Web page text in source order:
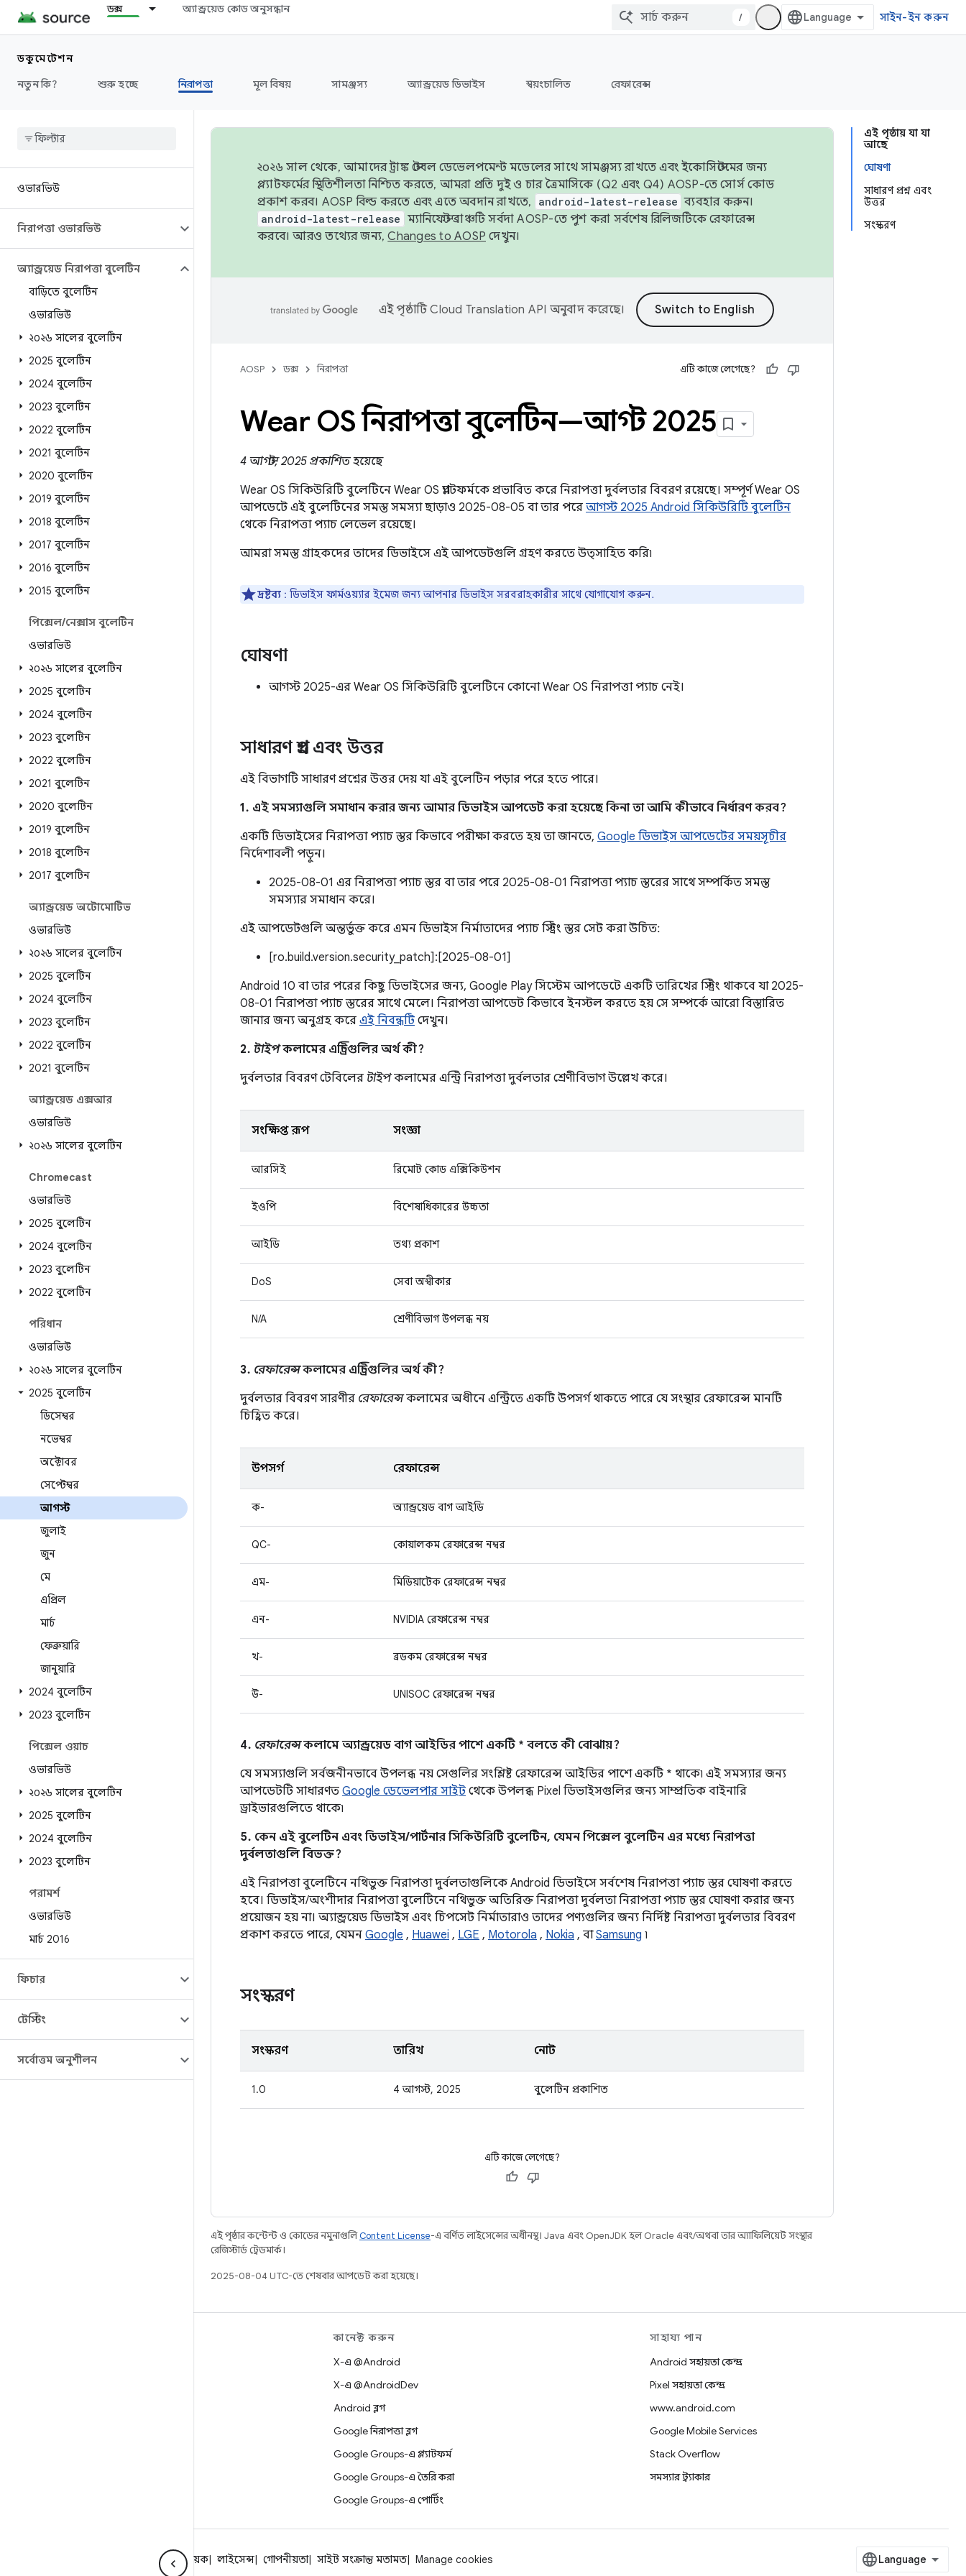
ডক্স অ্যান্ড্রয়েড কোড অনুসন্ধান
/ সাইন-ইন করুন
ডকুমেন্টেশন
নতুন কি?
শুরু হচ্ছে নিরাপত্তা মূল বিষয় সামঞ্জস্য অ্যান্ড্রয়েড ডিভাইস স্বয়ংচালিত রেফারেন্স
ওভারভিউ
নিরাপত্তা ওভারভিউ
অ্যান্ড্রয়েড নিরাপত্তা বুলেটিন
বাড়িতে বুলেটিন
ওভারভিউ
২০২৬ সালের বুলেটিন
2025 বুলেটিন
2024 বুলেটিন
2023 বুলেটিন
2022 বুলেটিন
2021 বুলেটিন
2020 বুলেটিন
2019 বুলেটিন
2018 বুলেটিন
2017 বুলেটিন
2016 বুলেটিন
2015 বুলেটিন
পিক্সেল/নেক্সাস বুলেটিন
ওভারভিউ
২০২৬ সালের বুলেটিন
2025 বুলেটিন
2024 বুলেটিন
2023 বুলেটিন
2022 বুলেটিন
2021 বুলেটিন
2020 বুলেটিন
2019 বুলেটিন
2018 বুলেটিন
2017 বুলেটিন
অ্যান্ড্রয়েড অটোমোটিভ
ওভারভিউ
২০২৬ সালের বুলেটিন
2025 বুলেটিন
2024 বুলেটিন
2023 বুলেটিন
2022 বুলেটিন
2021 বুলেটিন
অ্যান্ড্রয়েড এক্সআর
ওভারভিউ
২০২৬ সালের বুলেটিন
Chromecast
ওভারভিউ
2025 বুলেটিন
2024 বুলেটিন
2023 বুলেটিন
2022 বুলেটিন
পরিধান
ওভারভিউ
২০২৬ সালের বুলেটিন
2025 বুলেটিন
ডিসেম্বর
নভেম্বর
অক্টোবর
সেপ্টেম্বর
আগস্ট
জুলাই
জুন
মে
এপ্রিল
মার্চ
ফেব্রুয়ারি
জানুয়ারি
2024 বুলেটিন
2023 বুলেটিন
পিক্সেল ওয়াচ
ওভারভিউ
২০২৬ সালের বুলেটিন
2025 বুলেটিন
2024 বুলেটিন
2023 বুলেটিন
পরামর্শ
ওভারভিউ
মার্চ 2016
ফিচার
টেস্টিং
সর্বোত্তম অনুশীলন
এই পৃষ্ঠায় যা যা
আছে
ঘোষণা
সাধারণ প্রশ্ন এবং
উত্তর
সংস্করণ
২০২৬ সাল থেকে, আমাদের ট্রাঙ্ক স্টেবল ডেভেলপমেন্ট মডেলের সাথে সামঞ্জস্য রাখতে এবং ইকোসিস্টেমের জন্য
প্ল্যাটফর্মের স্থিতিশীলতা নিশ্চিত করতে, আমরা প্রতি দুই ও চার ত্রৈমাসিকে (Q2 এবং Q4) AOSP-তে সোর্স কোড
প্রকাশ করব। AOSP বিল্ড করতে এবং এতে অবদান রাখতে,
android-latest-release ব্যবহার করুন।
android-latest-release ম্যানিফেস্ট ব্রাঞ্চটি সর্বদা AOSP-তে পুশ করা সর্বশেষ রিলিজটিকে রেফারেন্স
করবে। আরও তথ্যের জন্য,Changes to AOSP দেখুন।
এই পৃষ্ঠাটিCloud Translation API অনুবাদ করেছে।
AOSP ডক্স নিরাপত্তা এটি কাজে লেগেছে?
Wear OS নিরাপত্তা বুলেটিন—আগস্ট 2025
4 আগস্ট, 2025 প্রকাশিত হয়েছে
Wear OS সিকিউরিটি বুলেটিনে Wear OS প্ল্যাটফর্মকে প্রভাবিত করে নিরাপত্তা দুর্বলতার বিবরণ রয়েছে। সম্পূর্ণ Wear OS
আপডেটে এই বুলেটিনের সমস্ত সমস্যা ছাড়াও 2025-08-05 বা তার পরে আগস্ট 2025 Android সিকিউরিটি বুলেটিন
থেকে নিরাপত্তা প্যাচ লেভেল রয়েছে।
আমরা সমস্ত গ্রাহকদের তাদের ডিভাইসে এই আপডেটগুলি গ্রহণ করতে উত্সাহিত করি৷
দ্রষ্টব্য : ডিভাইস ফার্মওয়্যার ইমেজ জন্য আপনার ডিভাইস সরবরাহকারীর সাথে যোগাযোগ করুন.
ঘোষণা
আগস্ট 2025-এর Wear OS সিকিউরিটি বুলেটিনে কোনো Wear OS নিরাপত্তা প্যাচ নেই।
সাধারণ প্রশ্ন এবং উত্তর
এই বিভাগটি সাধারণ প্রশ্নের উত্তর দেয় যা এই বুলেটিন পড়ার পরে হতে পারে।
1. এই সমস্যাগুলি সমাধান করার জন্য আমার ডিভাইস আপডেট করা হয়েছে কিনা তা আমি কীভাবে নির্ধারণ করব?
একটি ডিভাইসের নিরাপত্তা প্যাচ স্তর কিভাবে পরীক্ষা করতে হয় তা জানতে, Google ডিভাইস আপডেটের সময়সূচীর
নির্দেশাবলী পড়ুন।
2025-08-01 এর নিরাপত্তা প্যাচ স্তর বা তার পরে 2025-08-01 নিরাপত্তা প্যাচ স্তরের সাথে সম্পর্কিত সমস্ত
সমস্যার সমাধান করে।
এই আপডেটগুলি অন্তর্ভুক্ত করে এমন ডিভাইস নির্মাতাদের প্যাচ স্ট্রিং স্তর সেট করা উচিত:
[ro.build.version.security_patch]:[2025-08-01]
Android 10 বা তার পরের কিছু ডিভাইসের জন্য, Google Play সিস্টেম আপডেটে একটি তারিখের স্ট্রিং থাকবে যা 2025-
08-01 নিরাপত্তা প্যাচ স্তরের সাথে মেলে। নিরাপত্তা আপডেট কিভাবে ইনস্টল করতে হয় সে সম্পর্কে আরো বিস্তারিত
জানার জন্য অনুগ্রহ করে এই নিবন্ধটি দেখুন।
2. টাইপকলামের এন্ট্রিগুলির অর্থ কী?
দুর্বলতার বিবরণ টেবিলের টাইপকলামের এন্ট্রি নিরাপত্তা দুর্বলতার শ্রেণীবিভাগ উল্লেখ করে।
সংক্ষিপ্ত রূপ সংজ্ঞা
আরসিই রিমোট কোড এক্সিকিউশন
ইওপি বিশেষাধিকারের উচ্চতা
আইডি তথ্য প্রকাশ
DoS সেবা অস্বীকার
N/A শ্রেণীবিভাগ উপলব্ধ নয়
3. রেফারেন্সকলামের এন্ট্রিগুলির অর্থ কী?
দুর্বলতার বিবরণ সারণীর রেফারেন্সকলামের অধীনে এন্ট্রিতে একটি উপসর্গ থাকতে পারে যে সংস্থার রেফারেন্স মানটি
চিহ্নিত করে।
উপসর্গ রেফারেন্স
ক- অ্যান্ড্রয়েড বাগ আইডি
QC- কোয়ালকম রেফারেন্স নম্বর
এম- মিডিয়াটেক রেফারেন্স নম্বর
এন- NVIDIA রেফারেন্স নম্বর
খ- ব্রডকম রেফারেন্স নম্বর
উ- UNISOC রেফারেন্স নম্বর
4. রেফারেন্সকলামে অ্যান্ড্রয়েড বাগ আইডির পাশে একটি * বলতে কী বোঝায়?
যে সমস্যাগুলি সর্বজনীনভাবে উপলব্ধ নয় সেগুলির সংশ্লিষ্ট রেফারেন্স আইডির পাশে একটি * থাকে৷ এই সমস্যার জন্য
আপডেটটি সাধারণত Google ডেভেলপার সাইট থেকে উপলব্ধ Pixel ডিভাইসগুলির জন্য সাম্প্রতিক বাইনারি
ড্রাইভারগুলিতে থাকে৷
5. কেন এই বুলেটিন এবং ডিভাইস/পার্টনার সিকিউরিটি বুলেটিন, যেমন পিক্সেল বুলেটিন এর মধ্যে নিরাপত্তা
দুর্বলতাগুলি বিভক্ত?
এই নিরাপত্তা বুলেটিনে নথিভুক্ত নিরাপত্তা দুর্বলতাগুলিকে Android ডিভাইসে সর্বশেষ নিরাপত্তা প্যাচ স্তর ঘোষণা করতে
হবে। ডিভাইস/অংশীদার নিরাপত্তা বুলেটিনে নথিভুক্ত অতিরিক্ত নিরাপত্তা দুর্বলতা নিরাপত্তা প্যাচ স্তর ঘোষণা করার জন্য
প্রয়োজন হয় না। অ্যান্ড্রয়েড ডিভাইস এবং চিপসেট নির্মাতারাও তাদের পণ্যগুলির জন্য নির্দিষ্ট নিরাপত্তা দুর্বলতার বিবরণ
প্রকাশ করতে পারে, যেমন Google , Huawei , LGE , Motorola , Nokia , বাSamsung ৷
সংস্করণ
সংস্করণ তারিখ নোট
1.0 4 আগস্ট, 2025 বুলেটিন প্রকাশিত
এটি কাজে লেগেছে?
এই পৃষ্ঠার কন্টেন্ট ও কোডের নমুনাগুলিContent License-এ বর্ণিত লাইসেন্সের অধীনস্থ। Java এবং OpenJDK হল Oracle এবং/অথবা তার অ্যাফিলিয়েট সংস্থার
রেজিস্টার্ড ট্রেডমার্ক।
2025-08-04 UTC-তে শেষবার আপডেট করা হয়েছে।
কানেক্ট করুন
X-এ @Android
X-এ @AndroidDev
Android ব্লগ
Google নিরাপত্তা ব্লগ
Google Groups-এ প্ল্যাটফর্ম
Google Groups-এ তৈরি করা
Google Groups-এ পোর্টিং
সাহায্য পান
Android সহায়তা কেন্দ্র
Pixel সহায়তা কেন্দ্র
www.android.com
Google Mobile Services
Stack Overflow
সমস্যার ট্র্যাকার
আইন বিষয়ক লাইসেন্স গোপনীয়তা সাইট সংক্রান্ত মতামত Manage cookies